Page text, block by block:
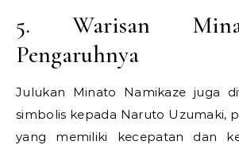
5. Warisan
Pengaruhnya
Julukan Minato Namikaze juga
simbolis kepada Naruto Uzumaki,
yang memiliki kecepatan dan